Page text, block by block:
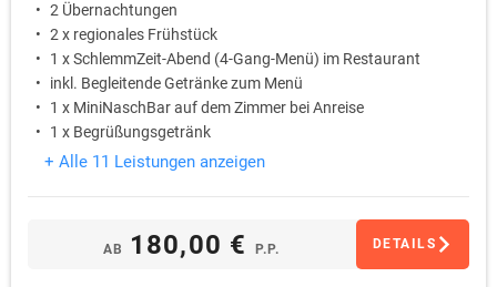
2 Übernachtungen
2 x regionales Frühstück
1 x SchlemmZeit-Abend (4-Gang-Menü) im Restaurant
inkl. Begleitende Getränke zum Menü
1 x MiniNaschBar auf dem Zimmer bei Anreise
1 x Begrüßungsgetränk
+ Alle 11 Leistungen anzeigen
AB 180,00 € P.P. DETAILS